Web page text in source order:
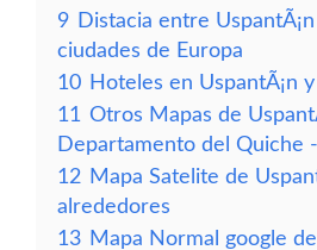
9 Distacia entre
ciudades de Europa
10 Hoteles en UspantÃ¡n
11 Otros Mapas de
Departamento del Quiche
12 Mapa Satelite de
alrededores
13 Mapa Normal google